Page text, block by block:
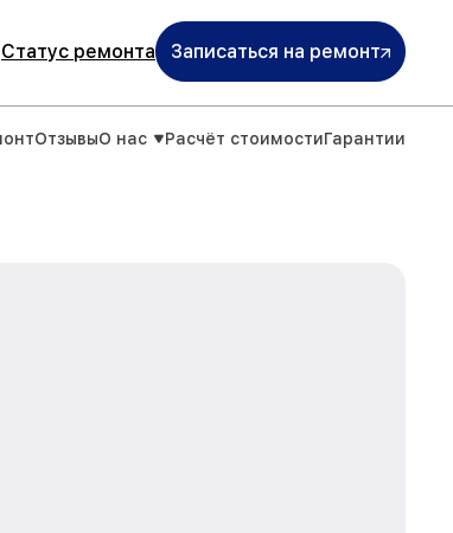
Статус ремонта Записаться на ремонт
ОтзывыО нас Расчёт стоимостиГарантии